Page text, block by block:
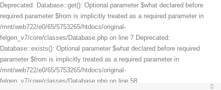
Deprecated: Database::get(): Optional parameter $what declared before
required parameter $from is implicitly treated as a required parameter in
/mnt/web722/e0/65/5753265/htdocs/original-
felgen_v7/core/classes/Database.php on line 7 Deprecated:
Database::exists(): Optional parameter $what declared before required
parameter $from is implicitly treated as a required parameter in
/mnt/web722/e0/65/5753265/htdocs/original-
felgen_v7/core/classes/Database.php on line 58